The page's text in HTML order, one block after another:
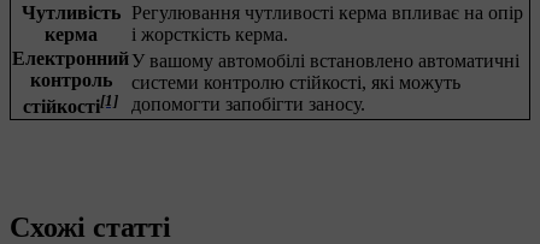
Чутливість
керма
Регулювання чутливості керма впливає на опір
і жорсткість керма.
Електронний
контроль
стійкості[1]
У вашому автомобілі встановлено автоматичні
системи контролю стійкості, які можуть
допомогти запобігти заносу.
Схожі статті